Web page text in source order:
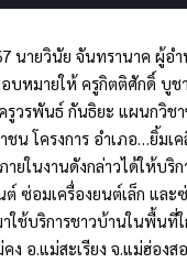
นายวินัย จันทรานาค ผู้อำ
อบหมายให้ ครูกิตติศักดิ์ บู
รูวรพันธ์ กันธิยะ แผนกวิช
น โครงการ อำเภอ…ยิ้มเ
ยในงานดังกล่าวได้ให้บริ
ต์ ซ่อมเครื่องยนต์เล็ก และ
ใช้บริการชาวบ้านในพื้นที่ใ
ง อ.แม่สะเรียง จ.แม่ฮ่องส